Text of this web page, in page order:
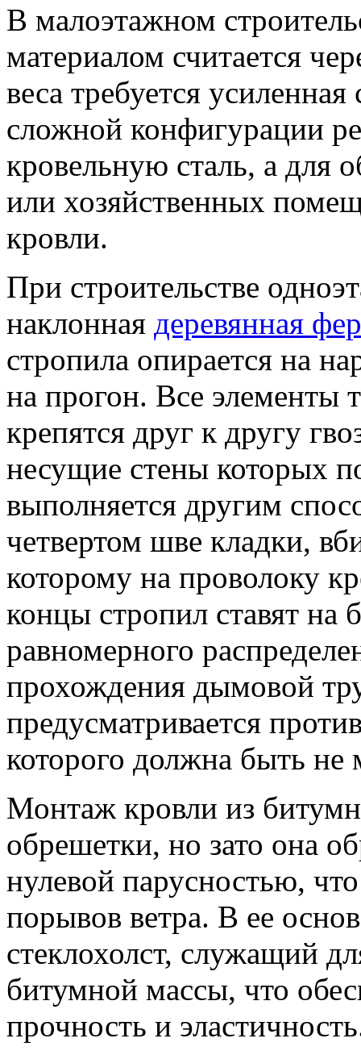
В малоэтажном
материалом считается
веса требуется
сложной конфигурации
кровельную сталь, а для
или хозяйственных
кровли.
При строительстве
наклонная деревянная
стропила опирается на
на прогон. Все элементы
крепятся друг к другу
несущие стены которых
выполняется другим
четвертом шве кладки,
которому на проволоку
концы стропил ставят на
равномерного
прохождения дымовой
предусматривается
которого должна быть
Монтаж кровли из
обрешетки, но зато она
нулевой парусностью,
порывов ветра. В ее
стеклохолст, служащий
битумной массы, что
прочность и